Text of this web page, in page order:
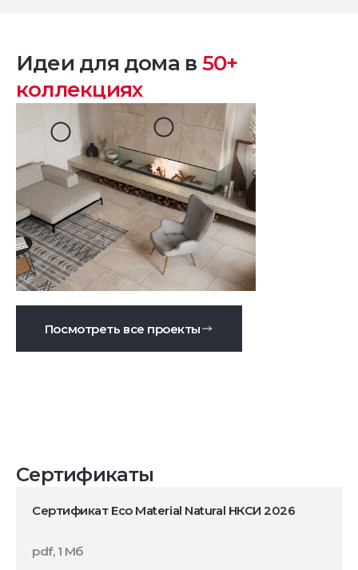
Идеи для дома в 50+
коллекциях
Посмотреть все проекты
Сертификаты
Сертификат Eco Material Natural НКСИ 2026
pdf, 1 Мб